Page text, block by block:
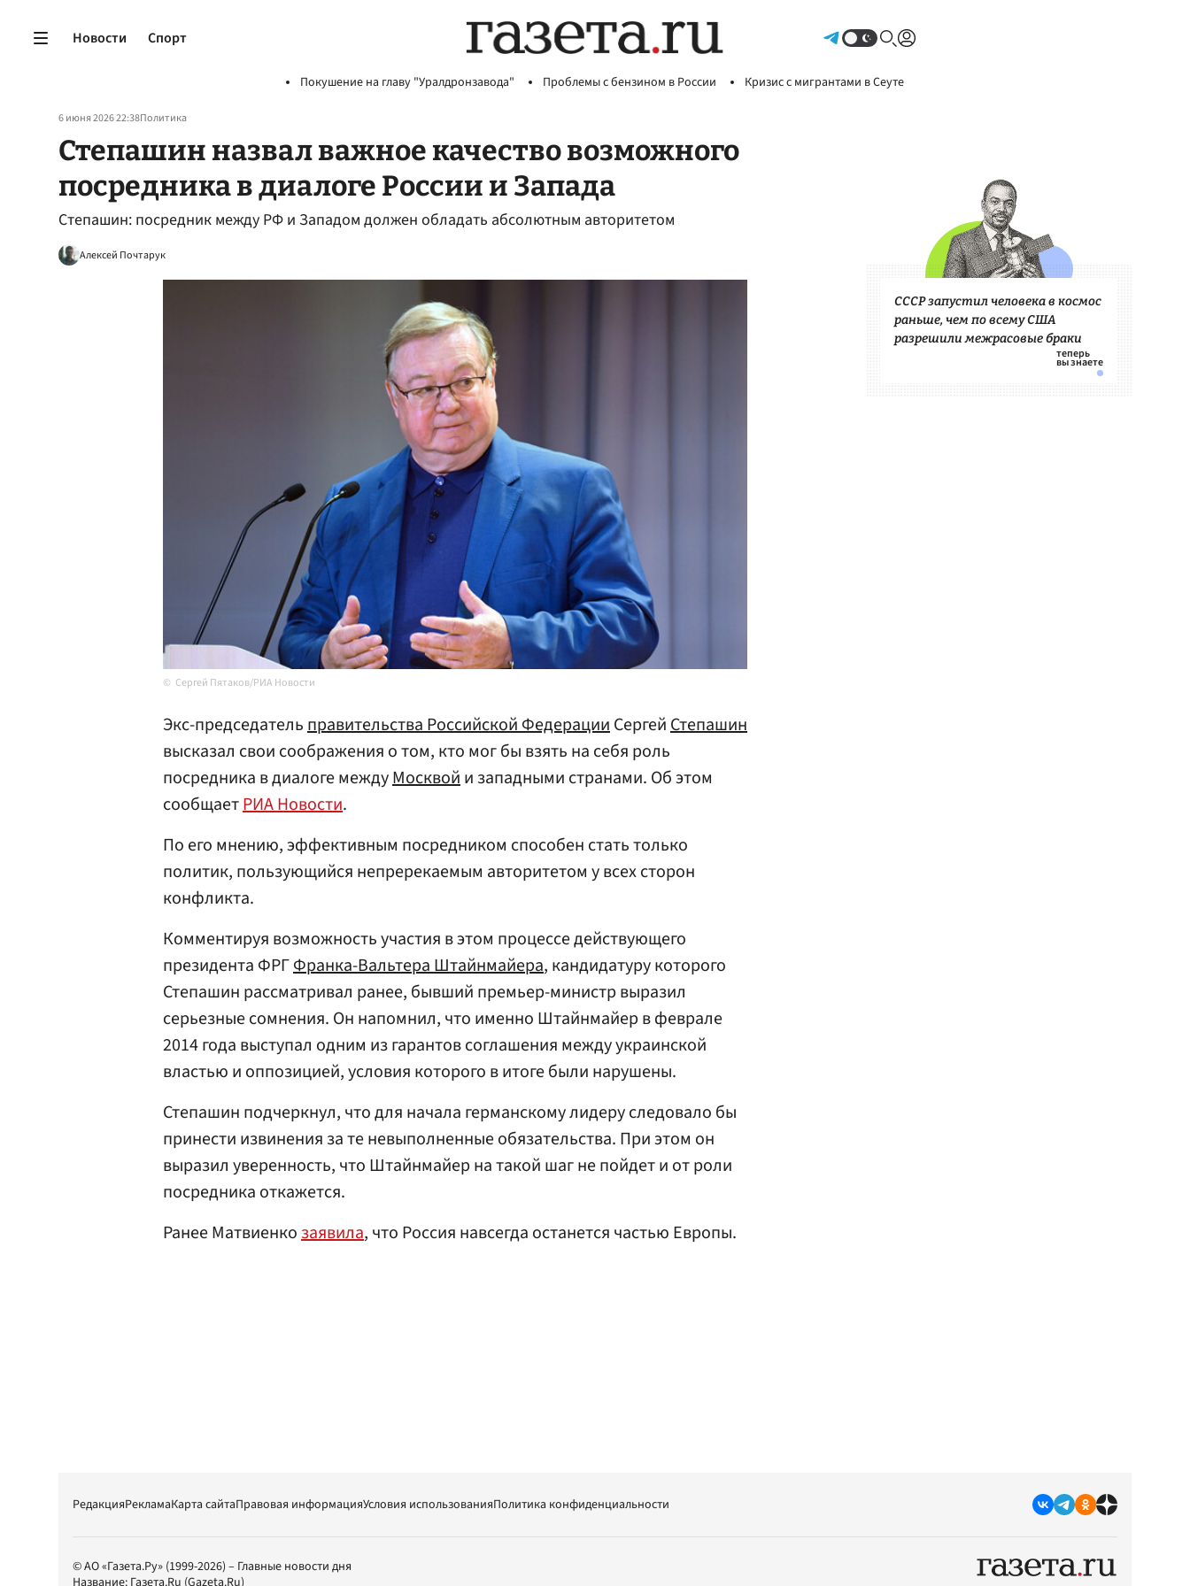
Новости Спорт
Покушение на главу "Уралдронзавода" Проблемы с бензином в России Кризис с мигрантами в Сеуте
6 июня 2026 22:38Политика
Степашин назвал важное качество возможного
посредника в диалоге России и Запада
Степашин: посредник между РФ и Западом должен обладать абсолютным авторитетом
Алексей Почтарук
Сергей Пятаков/РИА Новости
Экс-председательправительства Российской ФедерацииСергейСтепашин
высказал свои соображения о том, кто мог бы взять на себя роль
посредника в диалоге междуМосквойи западными странами. Об этом
сообщаетРИА Новости.
По его мнению, эффективным посредником способен стать только
политик, пользующийся непререкаемым авторитетом у всех сторон
конфликта.
Комментируя возможность участия в этом процессе действующего
президента ФРГФранка-Вальтера Штайнмайера, кандидатуру которого
Степашин рассматривал ранее, бывший премьер-министр выразил
серьезные сомнения. Он напомнил, что именно Штайнмайер в феврале
2014 года выступал одним из гарантов соглашения между украинской
властью и оппозицией, условия которого в итоге были нарушены.
Степашин подчеркнул, что для начала германскому лидеру следовало бы
принести извинения за те невыполненные обязательства. При этом он
выразил уверенность, что Штайнмайер на такой шаг не пойдет и от роли
посредника откажется.
Ранее Матвиенкозаявила, что Россия навсегда останется частью Европы.
СССР запустил человека в космос
раньше, чем по всему США
разрешили межрасовые браки
РедакцияРекламаКарта сайтаПравовая информацияУсловия использованияПолитика конфиденциальности
© АО «Газета.Ру» (1999-2026) – Главные новости дня
Название: Газета.Ru (Gazeta.Ru)